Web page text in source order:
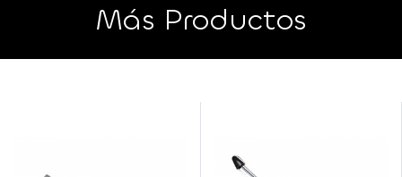
Más Productos